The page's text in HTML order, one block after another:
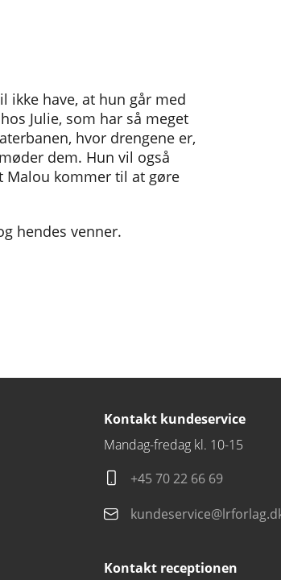
ikke have, at hun går med
Julie, som har så meget
hvor drengene er,
dem. Hun vil også
Malou kommer til at gøre
hendes venner.
Kontakt kundeservice
Mandag-fredag kl. 10-15
+45 70 22 66 69
Kontakt receptionen